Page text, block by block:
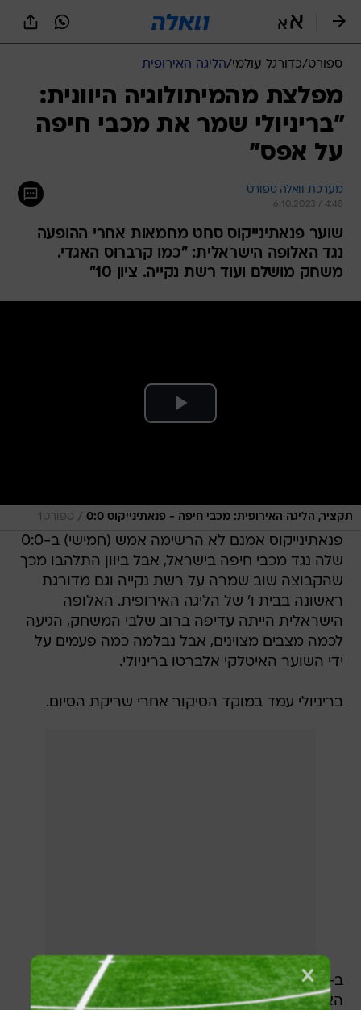
ספורט/כדורגל עולמי/הליגה האירופית
מפלצת מהמיתולוגיה היוונית:
"בריניולי שמר את מכבי חיפה
על אפס"
מערכת וואלה ספורט
6.10.2023 / 4:48
שוער פנאתינייקוס סחט מחמאות אחרי ההופעה
נגד האלופה הישראלית: "כמו קרברוס האגדי.
משחק מושלם ועוד רשת נקייה. ציון 10"
תקציר, הליגה האירופית: מכבי חיפה - פנאתינייקוס 0:0 / ספורט1
פנאתינייקוס אמנם לא הרשימה אמש (חמישי) ב-0:0
שלה נגד מכבי חיפה בישראל, אבל ביוון התלהבו מכך
שהקבוצה שוב שמרה על רשת נקייה וגם מדורגת
ראשונה בבית ו' של הליגה האירופית. האלופה
הישראלית הייתה עדיפה ברוב שלבי המשחק, הגיעה
לכמה מצבים מצוינים, אבל נבלמה כמה פעמים על
ידי השוער האיטלקי אלברטו בריניולי.
בריניולי עמד במוקד הסיקור אחרי שריקת הסיום.
ב-SPORT24 הגדירו אותו כ"קרברוס", המפלצת
האגדית מהמיתולוגיה היוונית - כלב הציד בעל